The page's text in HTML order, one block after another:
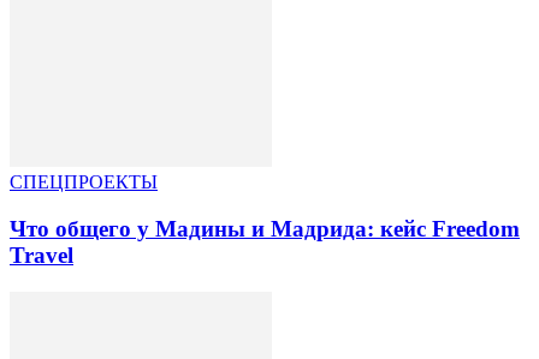
СПЕЦПРОЕКТЫ
Что общего у Мадины и Мадрида: кейс Freedom
Travel